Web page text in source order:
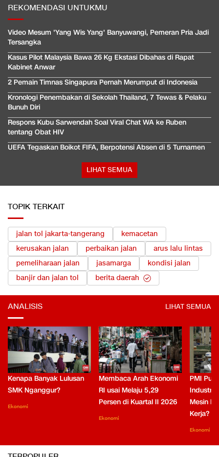
REKOMENDASI UNTUKMU
Video Mesum 'Yang Wis Yang' Banyuwangi, Pemeran Pria Jadi
Tersangka
Kasus Pilot Malaysia Bawa 26 Kg Ekstasi Dibahas di Rapat
Kabinet Anwar
2 Pemain Timnas Singapura Pernah Merumput di Indonesia
Kronologi Penembakan di Sekolah Thailand, 7 Tewas & Pelaku
Bunuh Diri
Respons Kubu Sarwendah Soal Viral Chat WA ke Ruben
tentang Obat HIV
UEFA Tegaskan Boikot FIFA, Berpotensi Absen di 5 Turnamen
LIHAT SEMUA
TOPIK TERKAIT
jalan tol jakarta-tangerang
kemacetan
kerusakan jalan
perbaikan jalan
arus lalu lintas
pemeliharaan jalan
jasamarga
kondisi jalan
banjir dan jalan tol
berita daerah
ANALISIS LIHAT SEMUA
Kenapa Banyak Lulusan
SMK Nganggur?
Ekonomi
Membaca Arah Ekonomi
RI usai Melaju 5,29
Persen di Kuartal II 2026
Ekonomi
PMI
Industri
Mesin
Kerja?
Ekonomi